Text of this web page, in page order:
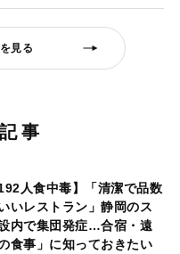
見る
事
人食中毒】「清潔で品数
いレストラン」静岡のス
内で集団発症…合宿・遠
食事」に知っておきたい